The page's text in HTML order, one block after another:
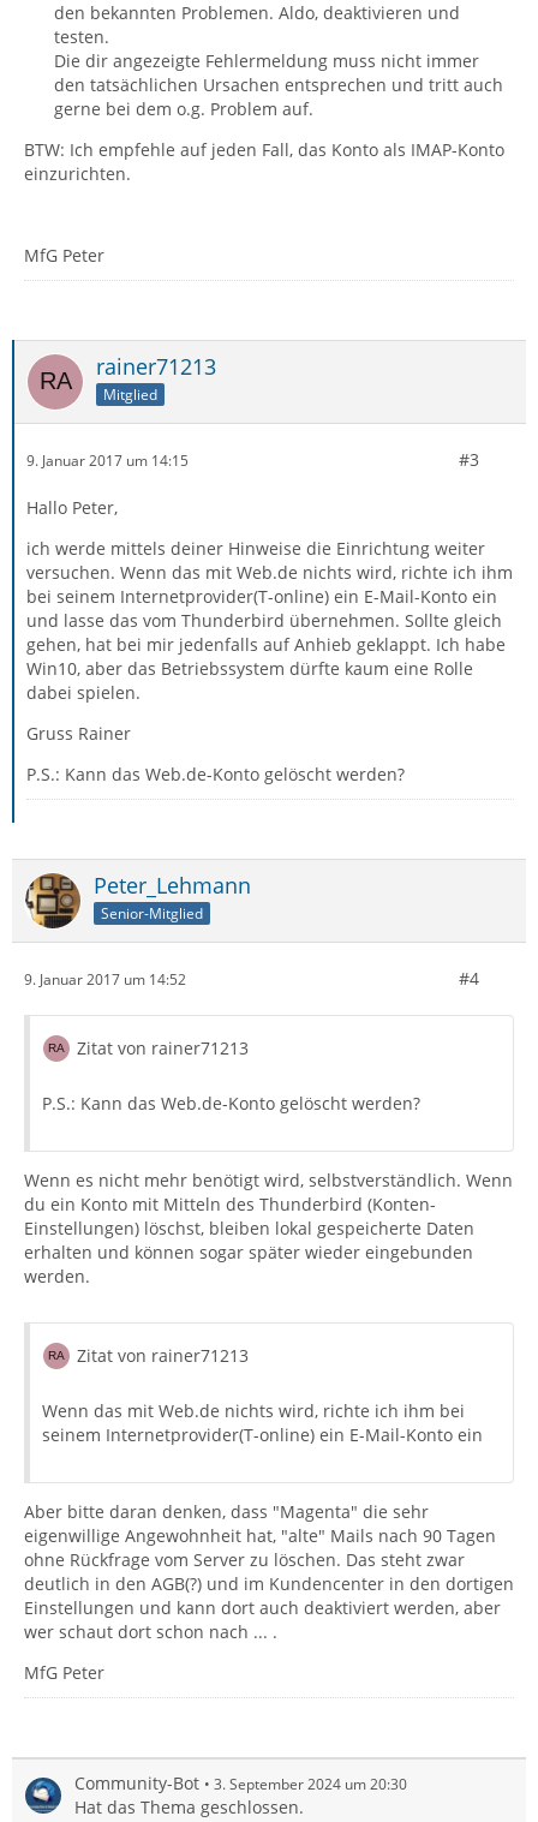
den bekannten Problemen. Aldo, deaktivieren und
testen.
Die dir angezeigte Fehlermeldung muss nicht immer
den tatsächlichen Ursachen entsprechen und tritt auch
gerne bei dem o.g. Problem auf.
BTW: Ich empfehle auf jeden Fall, das Konto als IMAP-Konto
einzurichten.
MfG Peter
rainer71213
Mitglied
9. Januar 2017 um 14:15 #3
Hallo Peter,
ich werde mittels deiner Hinweise die Einrichtung weiter
versuchen. Wenn das mit Web.de nichts wird, richte ich ihm
bei seinem Internetprovider(T-online) ein E-Mail-Konto ein
und lasse das vom Thunderbird übernehmen. Sollte gleich
gehen, hat bei mir jedenfalls auf Anhieb geklappt. Ich habe
Win10, aber das Betriebssystem dürfte kaum eine Rolle
dabei spielen.
Gruss Rainer
P.S.: Kann das Web.de-Konto gelöscht werden?
Peter_Lehmann
Senior-Mitglied
9. Januar 2017 um 14:52 #4
Zitat von rainer71213
P.S.: Kann das Web.de-Konto gelöscht werden?
Wenn es nicht mehr benötigt wird, selbstverständlich. Wenn
du ein Konto mit Mitteln des Thunderbird (Konten-
Einstellungen) löschst, bleiben lokal gespeicherte Daten
erhalten und können sogar später wieder eingebunden
werden.
Zitat von rainer71213
Wenn das mit Web.de nichts wird, richte ich ihm bei
seinem Internetprovider(T-online) ein E-Mail-Konto ein
Aber bitte daran denken, dass "Magenta" die sehr
eigenwillige Angewohnheit hat, "alte" Mails nach 90 Tagen
ohne Rückfrage vom Server zu löschen. Das steht zwar
deutlich in den AGB(?) und im Kundencenter in den dortigen
Einstellungen und kann dort auch deaktiviert werden, aber
wer schaut dort schon nach ... .
MfG Peter
Community-Bot 3. September 2024 um 20:30
Hat das Thema geschlossen.